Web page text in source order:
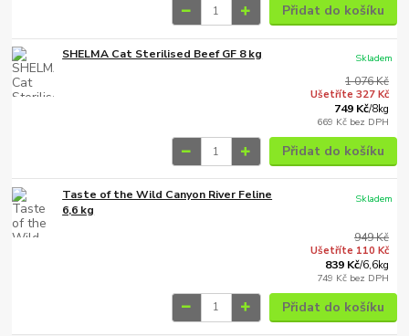
Přidat do košíku
SHELMA Cat Sterilised Beef GF 8 kg
1 076 Kč
Ušetříte 327 Kč
749 Kč/8kg
669 Kč bez DPH
Skladem
Přidat do košíku
Taste of the Wild Canyon River Feline
6,6 kg
949 Kč
Ušetříte 110 Kč
839 Kč/6,6kg
749 Kč bez DPH
Skladem
Přidat do košíku